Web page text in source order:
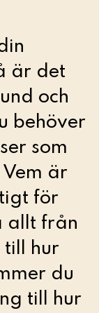
är det
och
behöver
som
är
för
allt från
till hur
du
till hur